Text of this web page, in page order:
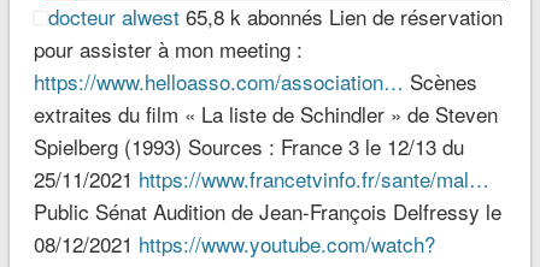
docteur alwest65,8 k abonnés Lien de réservation
pour assister à mon meeting :
https://www.helloasso.com/association… Scènes
extraites du film « La liste de Schindler » de Steven
Spielberg (1993) Sources : France 3 le 12/13 du
25/11/2021 https://www.francetvinfo.fr/sante/mal…
Public Sénat Audition de Jean-François Delfressy le
08/12/2021 https://www.youtube.com/watch?